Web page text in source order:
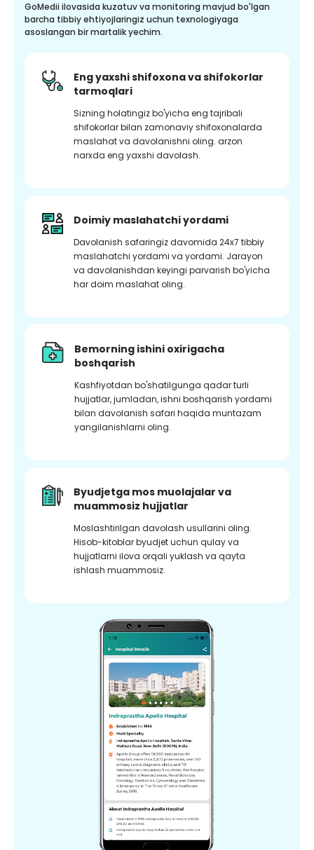
GoMedii ilovasida kuzatuv va monitoring mavjud bo'lgan
barcha tibbiy ehtiyojlaringiz uchun texnologiyaga
asoslangan bir martalik yechim.
Eng yaxshi shifoxona va shifokorlar
tarmoqlari
Sizning holatingiz bo'yicha eng tajribali
shifokorlar bilan zamonaviy shifoxonalarda
maslahat va davolanishni oling. arzon
narxda eng yaxshi davolash.
Doimiy maslahatchi yordami
Davolanish safaringiz davomida 24x7 tibbiy
maslahatchi yordami va yordami. Jarayon
va davolanishdan keyingi parvarish bo'yicha
har doim maslahat oling.
Bemorning ishini oxirigacha
boshqarish
Kashfiyotdan bo'shatilgunga qadar turli
hujjatlar, jumladan, ishni boshqarish yordami
bilan davolanish safari haqida muntazam
yangilanishlarni oling.
Byudjetga mos muolajalar va
muammosiz hujjatlar
Moslashtirilgan davolash usullarini oling.
Hisob-kitoblar byudjet uchun qulay va
hujjatlarni ilova orqali yuklash va qayta
ishlash muammosiz.